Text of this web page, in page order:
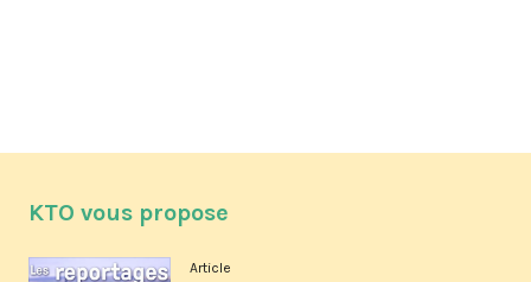
KTO vous propose
Article